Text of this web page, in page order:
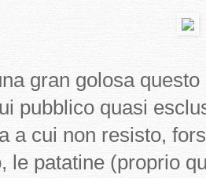
gran golosa
pubblico quasi
a cui non resisto,
le patatine (proprio